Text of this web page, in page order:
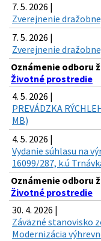
7. 5. 2026 |
Zverejnenie
7. 5. 2026 |
Zverejnenie
Oznámenie odboru
Životné prostredie
4. 5. 2026 |
PREVÁDZKA
MB)
4. 5. 2026 |
Vydanie súhlasu na
16099/287, k.ú
Oznámenie odboru
Životné prostredie
30. 4. 2026 |
Záväzné stanovisko
Modernizácia